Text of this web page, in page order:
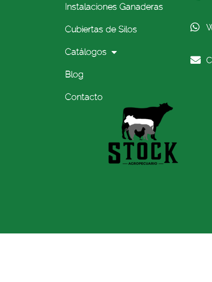
Instalaciones Ganaderas
Cubiertas de Silos
Catálogos
Blog
Contacto